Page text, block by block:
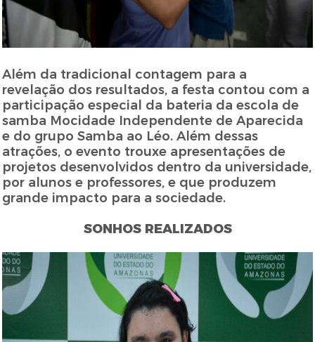
Além da tradicional contagem para a
revelação dos resultados, a festa contou com a
participação especial da bateria da escola de
samba Mocidade Independente de Aparecida
e do grupo Samba ao Léo. Além dessas
atrações, o evento trouxe apresentações de
projetos desenvolvidos dentro da universidade,
por alunos e professores, e que produzem
grande impacto para a sociedade.
SONHOS REALIZADOS